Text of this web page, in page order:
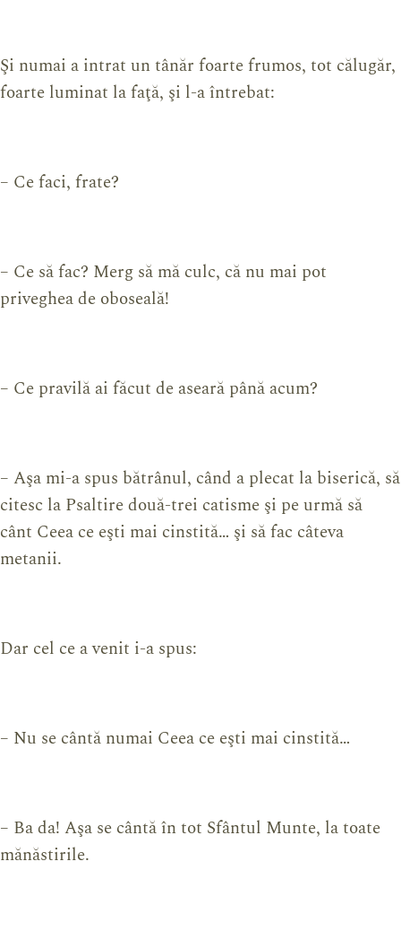
Şi numai a intrat un tânăr foarte frumos, tot călugăr,
foarte luminat la faţă, şi l-a întrebat:
– Ce faci, frate?
– Ce să fac? Merg să mă culc, că nu mai pot
priveghea de oboseală!
– Ce pravilă ai făcut de aseară până acum?
– Aşa mi-a spus bătrânul, când a plecat la biserică, să
citesc la Psaltire două-trei catisme şi pe urmă să
cânt Ceea ce eşti mai cinstită… şi să fac câteva
metanii.
Dar cel ce a venit i-a spus:
– Nu se cântă numai Ceea ce eşti mai cinstită…
– Ba da! Aşa se cântă în tot Sfântul Munte, la toate
mănăstirile.